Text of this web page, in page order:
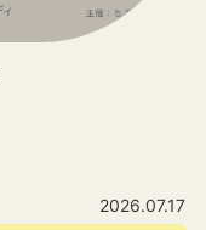
2026.07.17